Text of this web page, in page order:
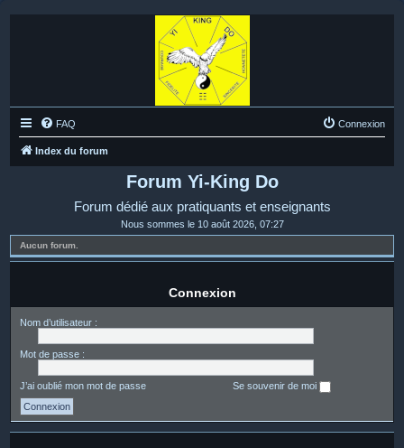
FAQ Connexion
Index du forum
Forum Yi-King Do
Forum dédié aux pratiquants et enseignants
Nous sommes le 10 août 2026, 07:27
Aucun forum.
Connexion
Nom d’utilisateur :
Mot de passe :
J’ai oublié mon mot de passe Se souvenir de moi